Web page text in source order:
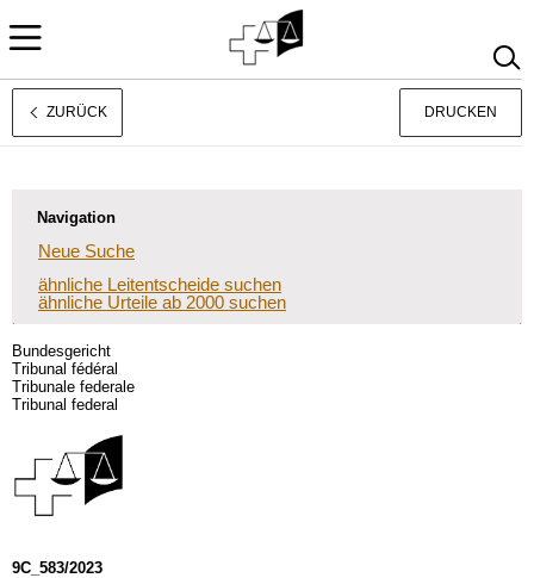
Français
ZURÜCK DRUCKEN
Navigation
Neue Suche
ähnliche Leitentscheide suchen
ähnliche Urteile ab 2000 suchen
Bundesgericht
Tribunal fédéral
Tribunale federale
Tribunal federal
9C_583/2023